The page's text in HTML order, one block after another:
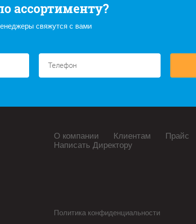
ассортименту?
свяжутся с вами
О компании Клиентам Прайс
Написать Директору
Политика конфиденциальности